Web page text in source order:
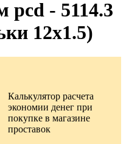
pcd - 5114.3
12x1.5)
Калькулятор расчета
экономии денег при
покупке в магазине
проставок